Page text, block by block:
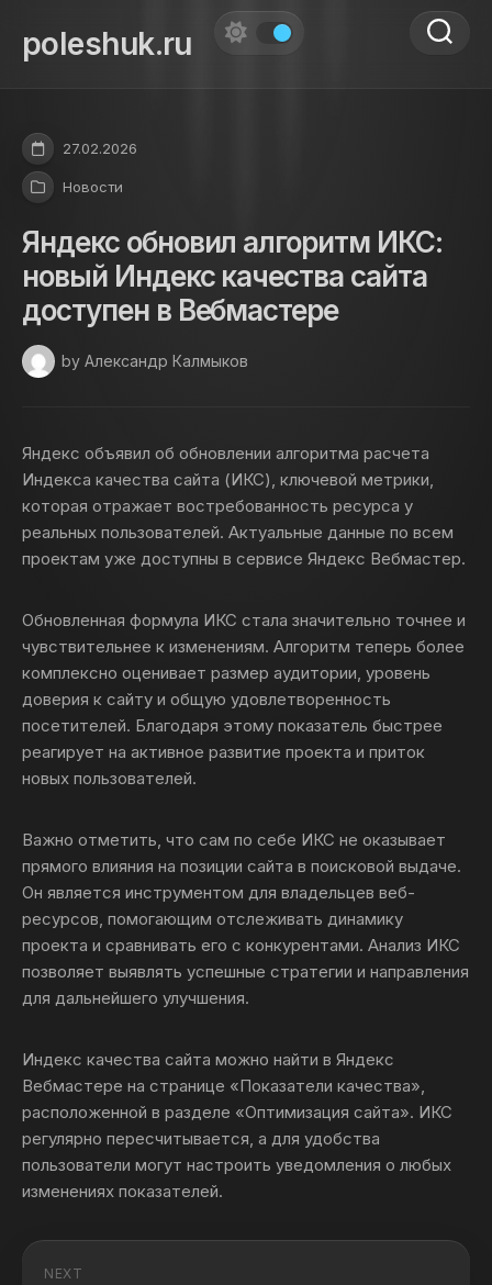
content
poleshuk.ru
27.02.2026
Новости
Яндекс обновил алгоритм ИКС:
новый Индекс качества сайта
доступен в Вебмастере
by Александр Калмыков
Яндекс объявил об обновлении алгоритма расчета
Индекса качества сайта (ИКС), ключевой метрики,
которая отражает востребованность ресурса у
реальных пользователей. Актуальные данные по всем
проектам уже доступны в сервисе Яндекс Вебмастер.
Обновленная формула ИКС стала значительно точнее и
чувствительнее к изменениям. Алгоритм теперь более
комплексно оценивает размер аудитории, уровень
доверия к сайту и общую удовлетворенность
посетителей. Благодаря этому показатель быстрее
реагирует на активное развитие проекта и приток
новых пользователей.
Важно отметить, что сам по себе ИКС не оказывает
прямого влияния на позиции сайта в поисковой выдаче.
Он является инструментом для владельцев веб-
ресурсов, помогающим отслеживать динамику
проекта и сравнивать его с конкурентами. Анализ ИКС
позволяет выявлять успешные стратегии и направления
для дальнейшего улучшения.
Индекс качества сайта можно найти в Яндекс
Вебмастере на странице «Показатели качества»,
расположенной в разделе «Оптимизация сайта». ИКС
регулярно пересчитывается, а для удобства
пользователи могут настроить уведомления о любых
изменениях показателей.
NEXT